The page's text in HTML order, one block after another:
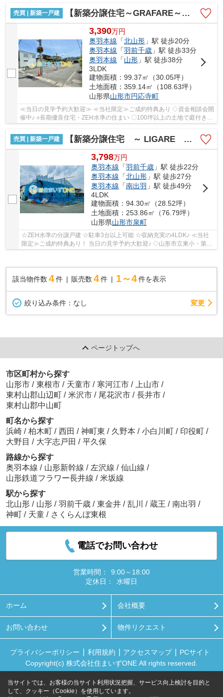
売買 | 新築一戸建
【新築分譲住宅～GRAFARE～】山形市円応寺町 2期 全1棟
3,390万円
奥羽本線 「北山形 」駅 徒歩20分
奥羽本線 「羽前千歳 」駅 徒歩33分
奥羽本線 「山形 」駅 徒歩38分
3LDK
建物面積：99.37㎡（30.05坪）
土地面積：359.14㎡（108.63坪）
山形県山形市円応寺町
≪当日の見学予約大歓迎≫ ≪当社限定≫ご成約特典あり ◇資金相談会開
催中♪ ○長期優良住宅・ZEH水準の住まい 〇100坪以上の土地で庭付き♪
〇駐車4台可能です♪ 〇山形市立第三小・山五中エ...
売買 | 新築一戸建
【新築分譲住宅 ～ LIGARE リガーレ～ 】山形市泉町 1期1棟
3,798万円
奥羽本線 「羽前千歳」駅 徒歩22分
奥羽本線 「北山形」駅 徒歩27分
奥羽本線 「南出羽 」駅 徒歩49分
4LDK
建物面積：94.30㎡（28.52坪）
土地面積：253.86㎡（76.79坪）
山形県山形市泉町
☆ZEH水準の分譲戸建 ☆駐車3台以上可能 ☆収納充実の4LDK♪ ≪当社
限定≫ご成約特典あり！ 当日の見学予約大歓迎♪ ◇山形市立東小・第四
中エリア ◇長期優良住宅
該当物件数 4件 販売数 4 件 1～4 件を表示
絞り込み条件： なし 変更
ページトップへ
市区町村から探す
山形市 / 東根市 / 天童市 / 寒河江市 / 上山市 /
東村山郡山辺町 / 米沢市 / 尾花沢市 / 長井市 /
東村山郡中山町
町名から探す
浜崎 / 柏木町 / 西田 / 神町東 / 久野本 / 小白川町 / 印役町 /
大野目 / 大字志戸田 / 平久保
路線から探す
奥羽本線 / 山形新幹線 / 左沢線 / 仙山線 /
山形鉄道フラワー長井線 / 米坂線
駅から探す
北山形 / 山形 / 羽前千歳 / 東金井 / 乱川 / 蔵王 / 南出羽 /
神町 / 天童 / さくらんぼ東根
電話でお問い合わせ
営業時間：
9:00～18:00
定休日：
水曜日
ホーム 会社概要
お問い合わせ 物件リクエスト
プライバシーポリシー 利用規約 アクセスマップ
PCサイト
Copyright(c) 株式会社住まいずONE All rights reserved.
当サイトでは、お客様の当サイト利用状況把握、サービス向上検討を目的と
して、クッキー（Cookie）を使用しています。